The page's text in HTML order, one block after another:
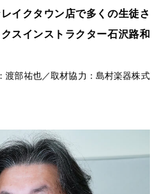
イクタウン店で多くの生徒さ
スインストラクター石沢路和
渡部祐也／取材協力：島村楽器株式